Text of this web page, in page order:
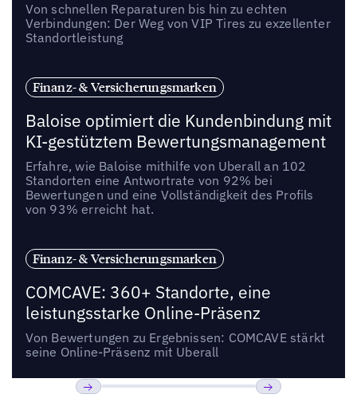
Von schnellen Reparaturen bis hin zu echten
Verbindungen: Der Weg von VIP Tires zu exzellenter
Standortleistung
Finanz- & Versicherungsmarken
Baloise optimiert die Kundenbindung mit
KI-gestütztem Bewertungsmanagement
Erfahre, wie Baloise mithilfe von Uberall an 102
Standorten eine Antwortrate von 92% bei
Bewertungen und eine Vollständigkeit des Profils
von 93% erreicht hat.
Finanz- & Versicherungsmarken
COMCAVE: 360+ Standorte, eine
leistungsstarke Online-Präsenz
Von Bewertungen zu Ergebnissen: COMCAVE stärkt
seine Online-Präsenz mit Uberall